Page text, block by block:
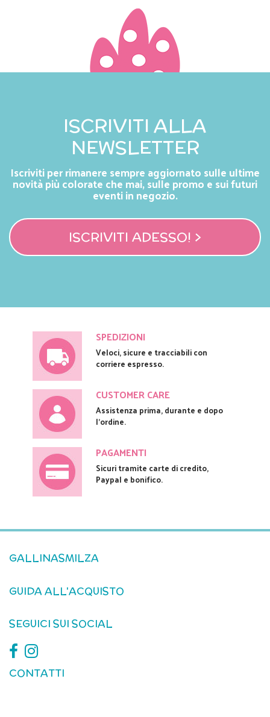
ISCRIVITI ALLA
NEWSLETTER
Iscriviti per rimanere sempre aggiornato sulle ultime
novità più colorate che mai, sulle promo e sui futuri
eventi in negozio.
ISCRIVITI ADESSO! >
SPEDIZIONI
Veloci, sicure e tracciabili con
corriere espresso.
CUSTOMER CARE
Assistenza prima, durante e dopo
l'ordine.
PAGAMENTI
Sicuri tramite carte di credito,
Paypal e bonifico.
GALLINASMILZA
GUIDA ALL'ACQUISTO
SEGUICI SUI SOCIAL
CONTATTI